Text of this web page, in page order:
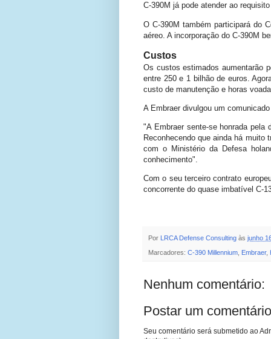
C-390M já pode atender ao
O C-390M também participará do
aéreo. A incorporação do C-390M
Custos
Os custos estimados aumentarão
entre 250 e 1 bilhão de euros.
custo de manutenção e horas
A Embraer divulgou um
"A Embraer sente-se honrada pela
Reconhecendo que ainda há
com o Ministério da Defesa
conhecimento".
Com o seu terceiro contrato
concorrente do quase imbatível C-
Por LRCA Defense Consulting às junho
Marcadores: C-390 Millennium Embraer,
Nenhum comentário:
Postar um comentário
Seu comentário será submetido ao